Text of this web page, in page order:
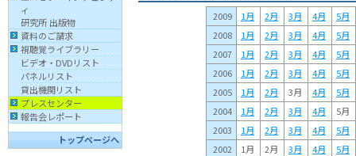
ィ
研究所 出版物
資料のご請求
視聴覚ライブラリー
ビデオ・DVDリスト
パネルリスト
貸出機関リスト
プレスセンター
報告会レポート
トップページへ
2009 1月 2月 3月 4月
5月
2008
1月 2月 3月 4月
5月
2007
1月 2月 3月 4月
5月
2006
1月 2月 3月 4月
5月
2005
1月 2月 3月 4月
5月
2004
1月 2月 3月 4月
5月
2003
1月 2月 3月 4月
5月
2002
1月 2月 3月 4月
5月